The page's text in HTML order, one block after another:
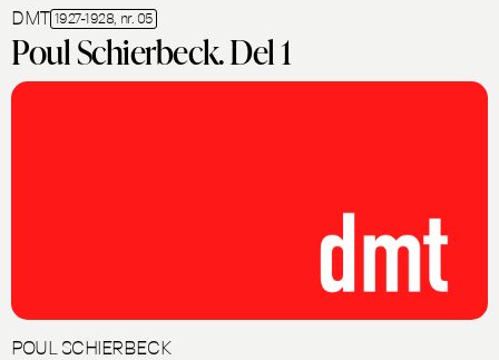
DMT 1927-1928, nr. 05
Poul Schierbeck. Del 1
POUL SCHIERBECK